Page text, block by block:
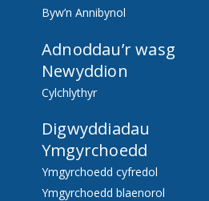
Byw’n Annibynol
Adnoddau’r wasg
Newyddion
Cylchlythyr
Digwyddiadau
Ymgyrchoedd
Ymgyrchoedd cyfredol
Ymgyrchoedd blaenorol